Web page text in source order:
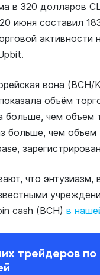
в 320 долларов
июня составил
вона
объём
больше, чем объем
больше, чем
что
cash (BCH) в
трейдеров